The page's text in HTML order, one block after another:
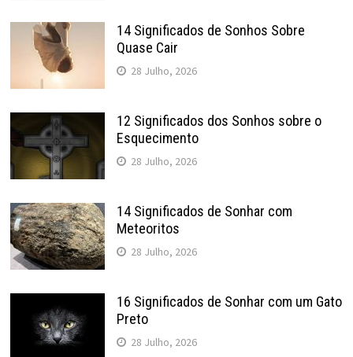
14 Significados de Sonhos Sobre
Quase Cair
28 Julho, 2026
12 Significados dos Sonhos sobre o
Esquecimento
28 Julho, 2026
14 Significados de Sonhar com
Meteoritos
28 Julho, 2026
16 Significados de Sonhar com um Gato
Preto
28 Julho, 2026